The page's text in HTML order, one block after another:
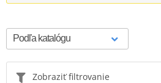
Zobraziť filtrovanie